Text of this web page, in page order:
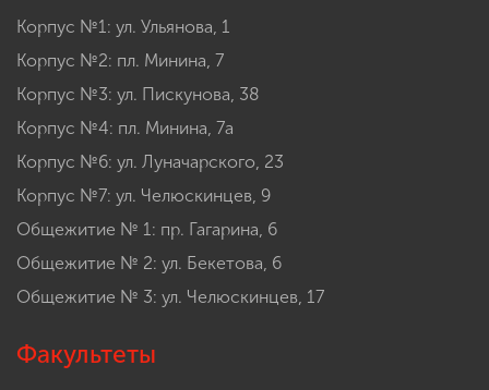
Корпус №1: ул. Ульянова, 1
Корпус №2: пл. Минина, 7
Корпус №3: ул. Пискунова, 38
Корпус №4: пл. Минина, 7а
Корпус №6: ул. Луначарского, 23
Корпус №7: ул. Челюскинцев, 9
Общежитие № 1: пр. Гагарина, 6
Общежитие № 2: ул. Бекетова, 6
Общежитие № 3: ул. Челюскинцев, 17
Факультеты